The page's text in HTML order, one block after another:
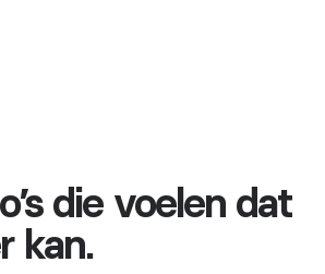
die voelen dat
kan.